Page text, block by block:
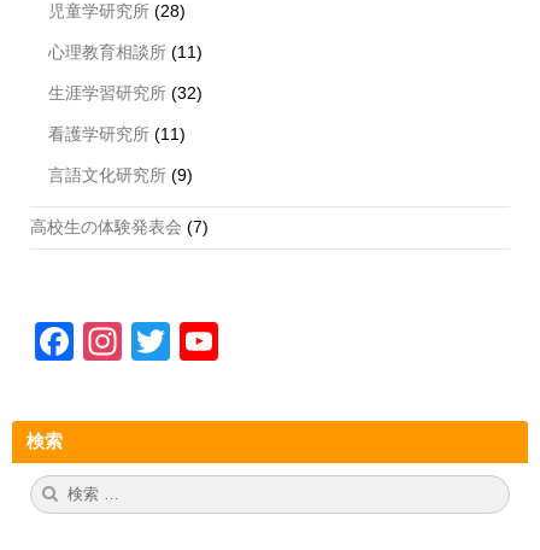
児童学研究所 (28)
心理教育相談所 (11)
生涯学習研究所 (32)
看護学研究所 (11)
言語文化研究所 (9)
高校生の体験発表会 (7)
F
c
e
b
In
a
gr
T
tt
er
u
T
検索
検
索: